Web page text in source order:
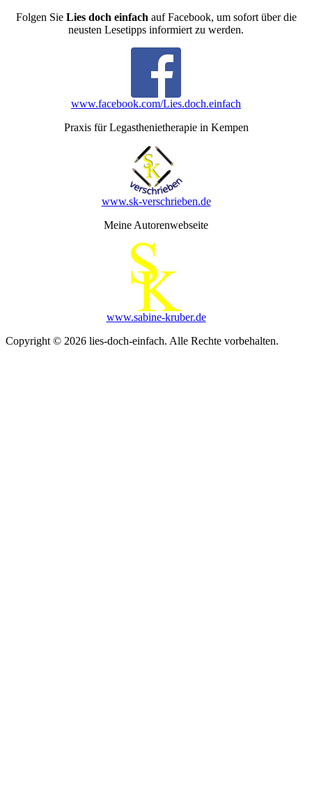
Folgen Sie Lies doch einfach auf Facebook, um sofort über die
neusten Lesetipps informiert zu werden.
www.facebook.com/Lies.doch.einfach
Praxis für Legasthenietherapie in Kempen
www.sk-verschrieben.de
Meine Autorenwebseite
www.sabine-kruber.de
Copyright © 2026 lies-doch-einfach. Alle Rechte vorbehalten.